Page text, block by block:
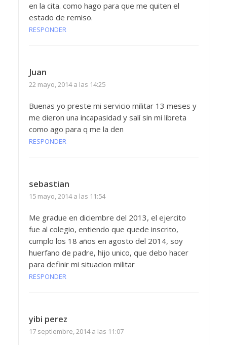
en la cita. como hago para que me quiten el
estado de remiso.
RESPONDER
Juan
22 mayo, 2014 a las 14:25
Buenas yo preste mi servicio militar 13 meses y
me dieron una incapasidad y salí sin mi libreta
como ago para q me la den
RESPONDER
sebastian
15 mayo, 2014 a las 11:54
Me gradue en diciembre del 2013, el ejercito
fue al colegio, entiendo que quede inscrito,
cumplo los 18 años en agosto del 2014, soy
huerfano de padre, hijo unico, que debo hacer
para definir mi situacion militar
RESPONDER
yibi perez
17 septiembre, 2014 a las 11:07